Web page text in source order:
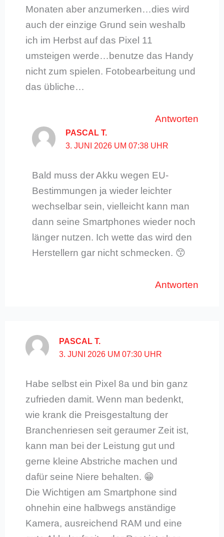
Monaten aber anzumerken…dies wird
auch der einzige Grund sein weshalb
ich im Herbst auf das Pixel 11
umsteigen werde…benutze das Handy
nicht zum spielen. Fotobearbeitung und
das übliche…
Antworten
PASCAL T.
3. JUNI 2026 UM 07:38 UHR
Bald muss der Akku wegen EU-
Bestimmungen ja wieder leichter
wechselbar sein, vielleicht kann man
dann seine Smartphones wieder noch
länger nutzen. Ich wette das wird den
Herstellern gar nicht schmecken. 😙
Antworten
PASCAL T.
3. JUNI 2026 UM 07:30 UHR
Habe selbst ein Pixel 8a und bin ganz
zufrieden damit. Wenn man bedenkt,
wie krank die Preisgestaltung der
Branchenriesen seit geraumer Zeit ist,
kann man bei der Leistung gut und
gerne kleine Abstriche machen und
dafür seine Niere behalten. 😁
Die Wichtigen am Smartphone sind
ohnehin eine halbwegs anständige
Kamera, ausreichend RAM und eine